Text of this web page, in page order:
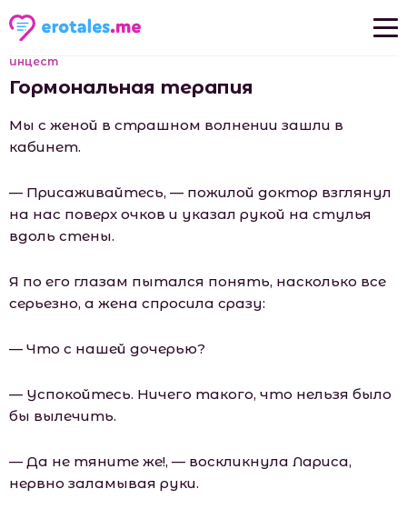
Новые рассказы
Популярные рассказы
инцест
Гормональная терапия
Мы с женой в страшном волнении зашли в
кабинет.
— Присаживайтесь, — пожилой доктор взглянул
на нас поверх очков и указал рукой на стулья
вдоль стены.
Я по его глазам пытался понять, насколько все
серьезно, а жена спросила сразу:
— Что с нашей дочерью?
— Успокойтесь. Ничего такого, что нельзя было
бы вылечить.
— Да не тяните же!, — воскликнула Лариса,
нервно заламывая руки.